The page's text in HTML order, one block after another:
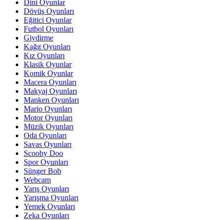
Dini Oyunlar
Dövüş Oyunları
Eğitici Oyunlar
Futbol Oyunları
Giydirme
Kağıt Oyunları
Kız Oyunları
Klasik Oyunlar
Komik Oyunlar
Macera Oyunları
Makyaj Oyunları
Manken Oyunları
Mario Oyunları
Motor Oyunları
Müzik Oyunları
Oda Oyunları
Savas Oyunları
Scooby Doo
Spor Oyunları
Sünger Bob
Webcam
Yarış Oyunları
Yarışma Oyunları
Yemek Oyunları
Zeka Oyunları